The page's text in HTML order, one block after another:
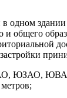
одном здании
и общего
ЮЗАО,